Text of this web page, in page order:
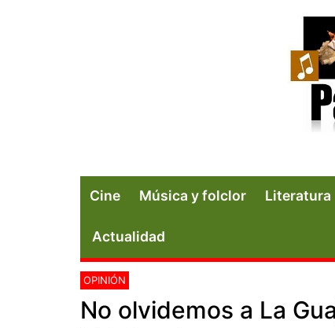
Cine Música y folclor Literatura
Actualidad
OPINIÓN
No olvidemos a La